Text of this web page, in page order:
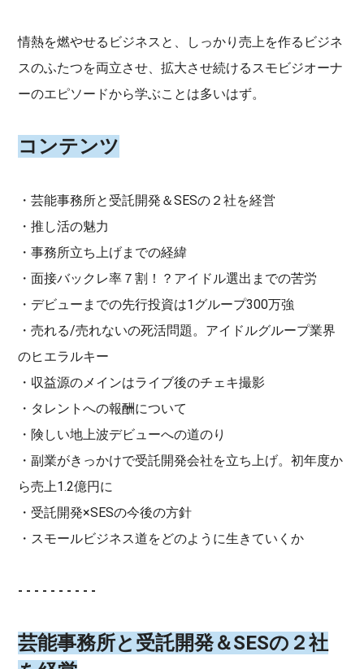
情熱を燃やせるビジネスと、しっかり売上を作るビジネ
スのふたつを両立させ、拡大させ続けるスモビジオーナ
ーのエピソードから学ぶことは多いはず。
コンテンツ
・芸能事務所と受託開発＆SESの２社を経営
・推し活の魅力
・事務所立ち上げまでの経緯
・面接バックレ率７割！？アイドル選出までの苦労
・デビューまでの先行投資は1グループ300万強
・売れる/売れないの死活問題。アイドルグループ業界
のヒエラルキー
・収益源のメインはライブ後のチェキ撮影
・タレントへの報酬について
・険しい地上波デビューへの道のり
・副業がきっかけで受託開発会社を立ち上げ。初年度か
ら売上1.2億円に
・受託開発×SESの今後の方針
・スモールビジネス道をどのように生きていくか
- - - - - - - - - -
芸能事務所と受託開発＆SESの２社